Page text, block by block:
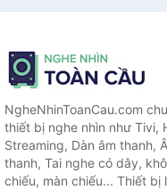
NgheNhinToanCau.com
thiết bị nghe nhìn như Tivi,
Streaming, Dàn âm thanh,
thanh, Tai nghe có dây,
chiếu, màn chiếu... Thiết